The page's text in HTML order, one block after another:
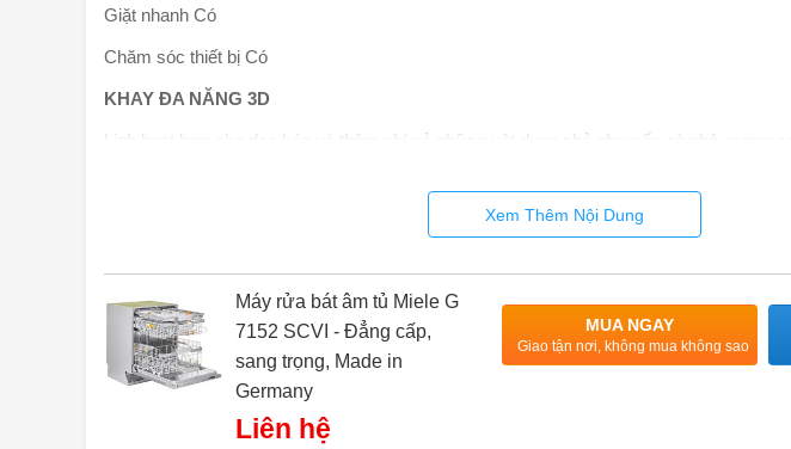
Giặt nhanh Có
Chăm sóc thiết bị Có
KHAY ĐA NĂNG 3D
Linh hoạt hơn cho dao kéo và thậm chí cả những vật dụng nhỏ như cốc cà phê
điều chỉnh sang một bên cho phép bạn lắp các loại kính lớn hơn vào giỏ bên dưới.
Xem Thêm Nội Dung
Máy rửa bát âm tủ Miele G
7152 SCVI - Đẳng cấp,
sang trọng, Made in
Germany
Liên hệ
MUA NGAY
Giao tận nơi, không mua không sao